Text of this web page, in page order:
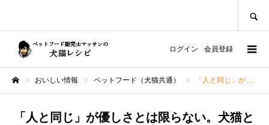
ログイン 会員登録
おいしい情報 ペットフード（犬猫共通） 「人と同じ」が優しさとは限らない。犬猫と囲む、健やかな食卓のつくり方
「人と同じ」が優しさとは限らない。犬猫と